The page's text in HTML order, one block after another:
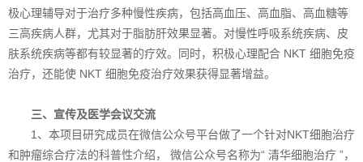
极心理辅导对于治疗多种慢性疾病，包括高血压、高血脂、高血糖等
三高疾病人群，尤其对于脂肪肝效果显著。对慢性呼吸系统疾病、皮
肤系统疾病等都有较显著的疗效。同时，积极心理配合 NKT 细胞免疫
治疗，还能使 NKT 细胞免疫治疗效果获得显著增益。
三、宣传及医学会议交流
1、本项目研究成员在微信公众号平台做了一个针对NKT细胞治疗
和肿瘤综合疗法的科普性介绍， 微信公众号名称为“ 清华细胞治疗 ”，